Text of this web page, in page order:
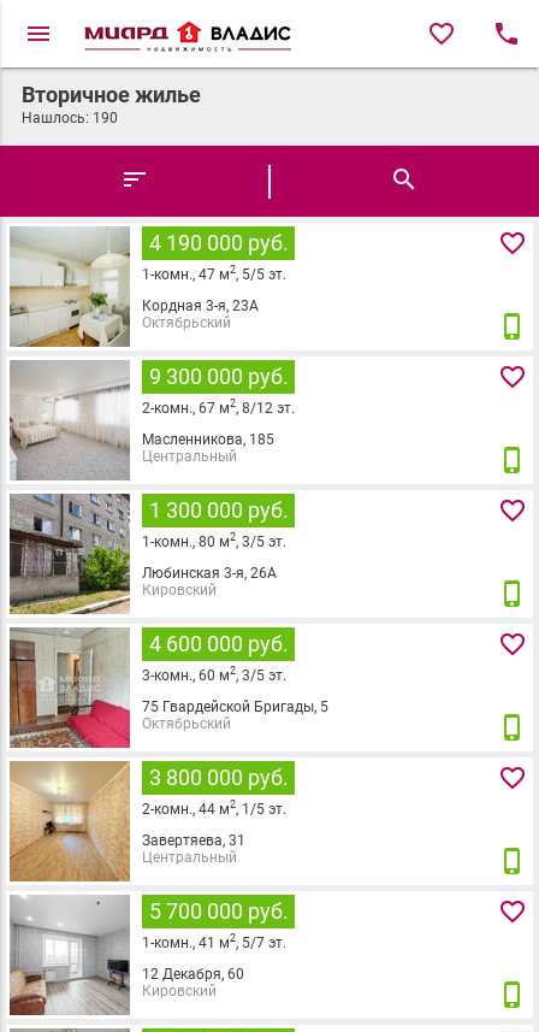
menu favorite_border local_phone
Вторичное жилье
Нашлось: 190
sort search
4 190 000 руб.
1-комн., 47 м2, 5/5 эт.
Кордная 3-я, 23А
Октябрьский
favorite_border
phone_iphone
9 300 000 руб.
2-комн., 67 м2, 8/12 эт.
Масленникова, 185
Центральный
favorite_border
phone_iphone
1 300 000 руб.
1-комн., 80 м2, 3/5 эт.
Любинская 3-я, 26А
Кировский
favorite_border
phone_iphone
4 600 000 руб.
3-комн., 60 м2, 3/5 эт.
75 Гвардейской Бригады, 5
Октябрьский
favorite_border
phone_iphone
3 800 000 руб.
2-комн., 44 м2, 1 /5 эт.
Завертяева, 31
Центральный
favorite_border
phone_iphone
5 700 000 руб.
1-комн., 41 м2, 5/7 эт.
12 Декабря, 60
Кировский
favorite_border
phone_iphone